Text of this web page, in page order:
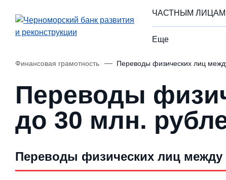
ЧАСТНЫМ ЛИЦАМ
Еще
Финансовая грамотность Переводы физических лиц
Переводы
до 30 млн.
Переводы физических лиц